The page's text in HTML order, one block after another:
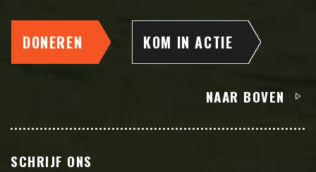
DONEREN KOM IN ACTIE
NAAR BOVEN
SCHRIJF ONS